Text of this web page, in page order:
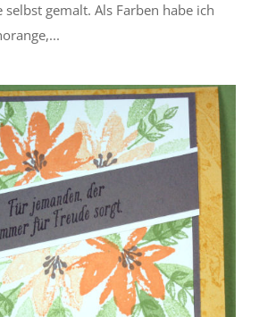
selbst gemalt. Als Farben habe ich